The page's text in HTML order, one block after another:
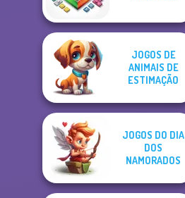
JOGOS DE
ANIMAIS DE
ESTIMAÇÃO
JOGOS DO DIA
DOS
NAMORADOS